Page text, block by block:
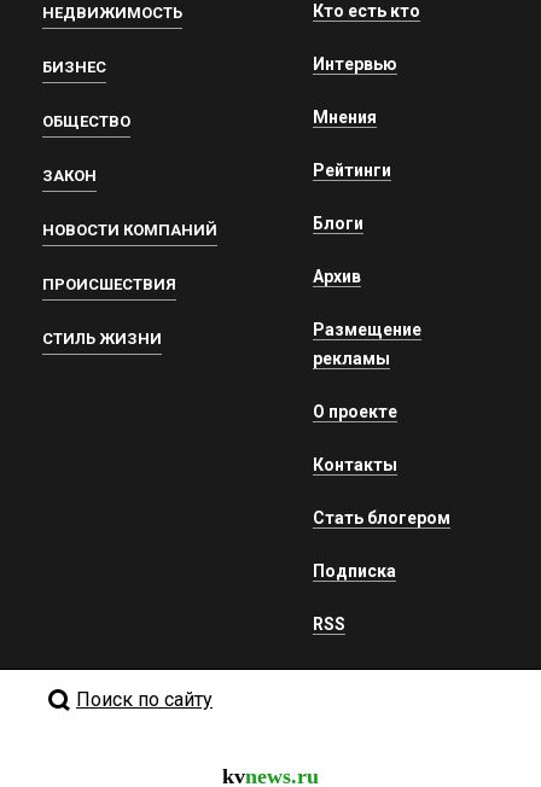
НЕДВИЖИМОСТЬ
БИЗНЕС
ОБЩЕСТВО
ЗАКОН
НОВОСТИ КОМПАНИЙ
ПРОИСШЕСТВИЯ
СТИЛЬ ЖИЗНИ
Кто есть кто
Интервью
Мнения
Рейтинги
Блоги
Архив
Размещение
рекламы
О проекте
Контакты
Стать блогером
Подписка
RSS
Поиск по сайту
kvnews.ru